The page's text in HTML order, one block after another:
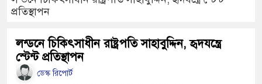
নয়, জাতির দায়িত্ব নিতে হবে ওলামায়ে
থেকে খুলে ফেলা হচ্ছে মাইক, শুভেন্দু বলছেন-
প্রতিস্থাপন
লন্ডনে চিকিৎসাধীন রাষ্ট্রপতি সাহাবুদ্দিন, হৃদযন্ত্রে
স্টেন্ট প্রতিস্থাপন
ডেস্ক রিপোর্ট